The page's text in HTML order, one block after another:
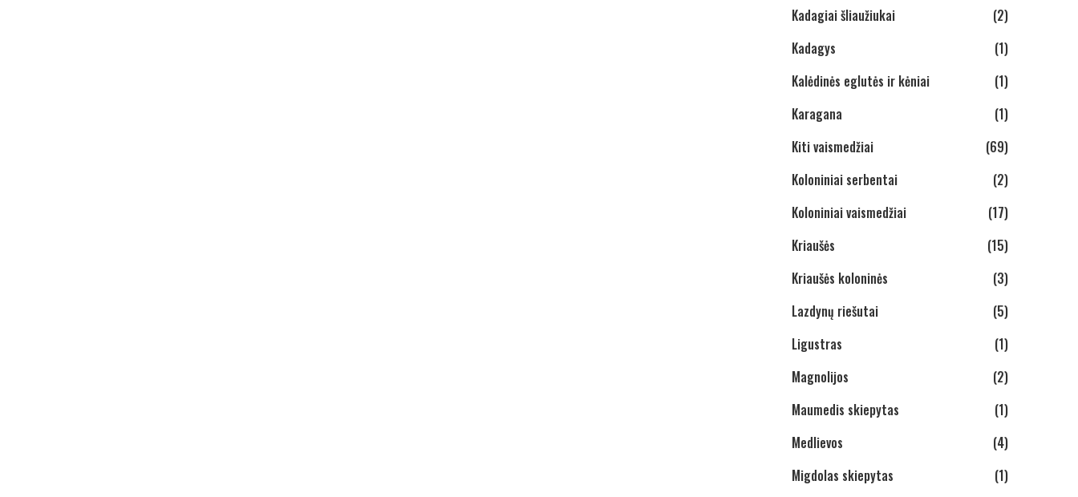
Kadagiai šliaužiukai
(2)
Kadagys
(1)
Kalėdinės eglutės ir kėniai
(1)
Karagana
(1)
Kiti vaismedžiai
(69)
Koloniniai serbentai
(2)
Koloniniai vaismedžiai
(17)
Kriaušės
(15)
Kriaušės koloninės
(3)
Lazdynų riešutai
(5)
Ligustras
(1)
Magnolijos
(2)
Maumedis skiepytas
(1)
Medlievos
(4)
Migdolas skiepytas
(1)